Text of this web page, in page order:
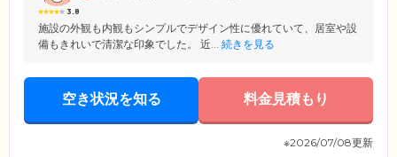
3.8
施設の外観も内観もシンプルでデザイン性に優れていて、居室や設
備もきれいで清潔な印象でした。 近... 続きを見る
空き状況を知る 料金見積もり
※2026/07/08更新